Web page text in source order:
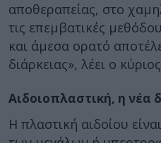
αποθεραπείας, στο
τις επεμβατικές
και άμεσα ορατό
διάρκειας», λέει ο
Αιδοιοπλαστική, η νέα
Η πλαστική αιδοίου